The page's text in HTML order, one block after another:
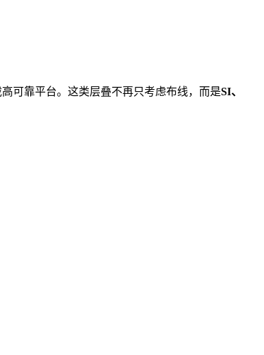
可靠平台。这类层叠不再只考虑布线，而是SI、